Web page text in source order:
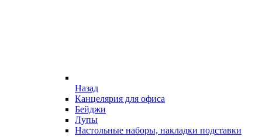
Назад
Канцелярия для офиса
Бейджи
Лупы
Настольные наборы, накладки подставки